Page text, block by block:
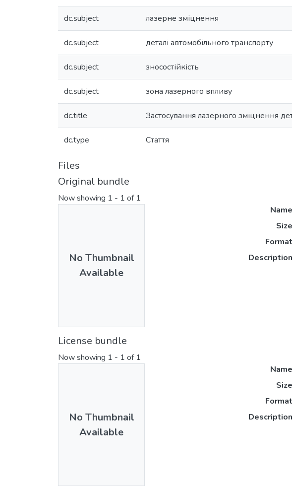
dc.subject лазерне зміцнення
dc.subject деталі автомобільного транспорту
dc.subject зносостійкість
dc.subject зона лазерного впливу
dc.title Застосування лазерного зміцнення
dc.type Стаття
Files
Original bundle
Now showing 1 - 1 of 1
No Thumbnail
Available
License bundle
Now showing 1 - 1 of 1
No Thumbnail
Available